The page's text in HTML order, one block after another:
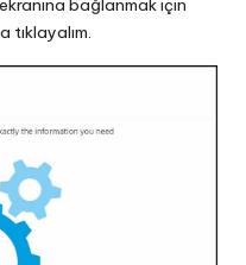
bağlanmak için
tıklayalım.